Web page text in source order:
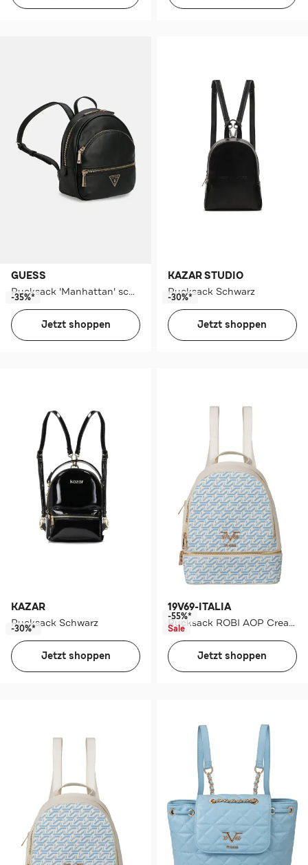
GUESS
Rucksack 'Manhattan' schwarz
-35%*
Jetzt shoppen
KAZAR STUDIO
Rucksack Schwarz
-30%*
Jetzt shoppen
KAZAR
Rucksack Schwarz
-30%*
Jetzt shoppen
19V69-ITALIA
Rucksack ROBI AOP Cream
-55%*
Sale
Jetzt shoppen